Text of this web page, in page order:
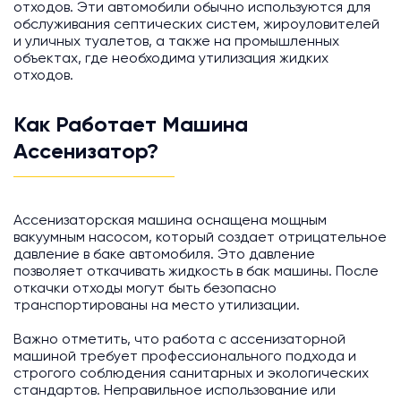
отходов. Эти автомобили обычно используются для
обслуживания септических систем, жироуловителей
и уличных туалетов, а также на промышленных
объектах, где необходима утилизация жидких
отходов.
Как Работает Машина
Ассенизатор?
Ассенизаторская машина оснащена мощным
вакуумным насосом, который создает отрицательное
давление в баке автомобиля. Это давление
позволяет откачивать жидкость в бак машины. После
откачки отходы могут быть безопасно
транспортированы на место утилизации.
Важно отметить, что работа с ассенизаторной
машиной требует профессионального подхода и
строгого соблюдения санитарных и экологических
стандартов. Неправильное использование или